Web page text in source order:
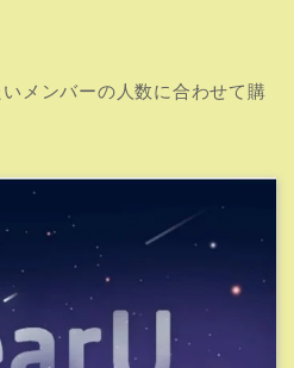
メンバーの人数に合わせて購